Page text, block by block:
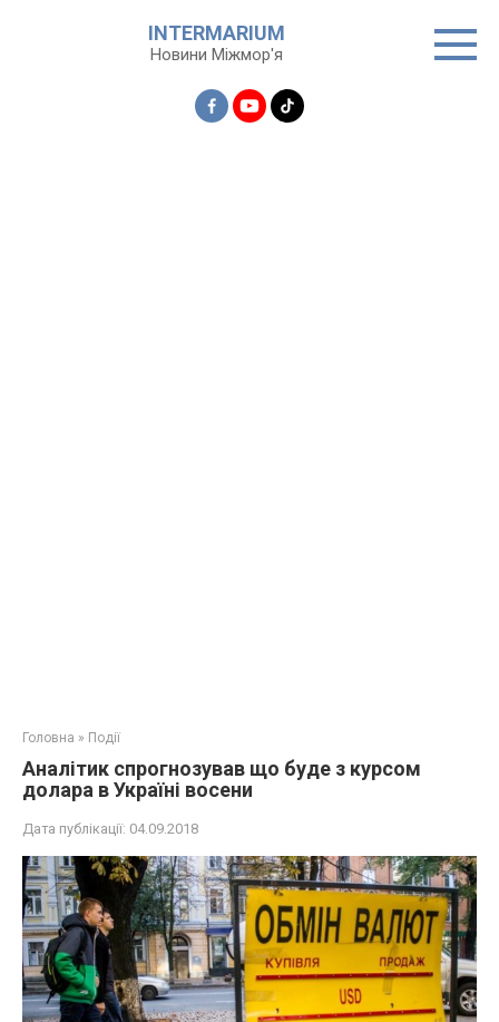
INTERMARIUM
Новини Міжмор'я
Головна » Події
Аналітик спрогнозував що буде з курсом
долара в Україні восени
Дата публікації: 04.09.2018